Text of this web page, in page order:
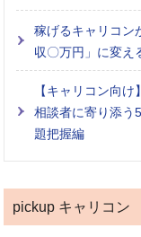
稼げるキャリコン
収〇万円」に変
【キャリコン向
相談者に寄り添
題把握編
pickup キャリコン